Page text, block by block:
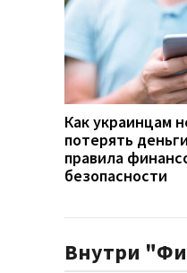
Как украинцам
потерять
правила
безопасности
Внутри